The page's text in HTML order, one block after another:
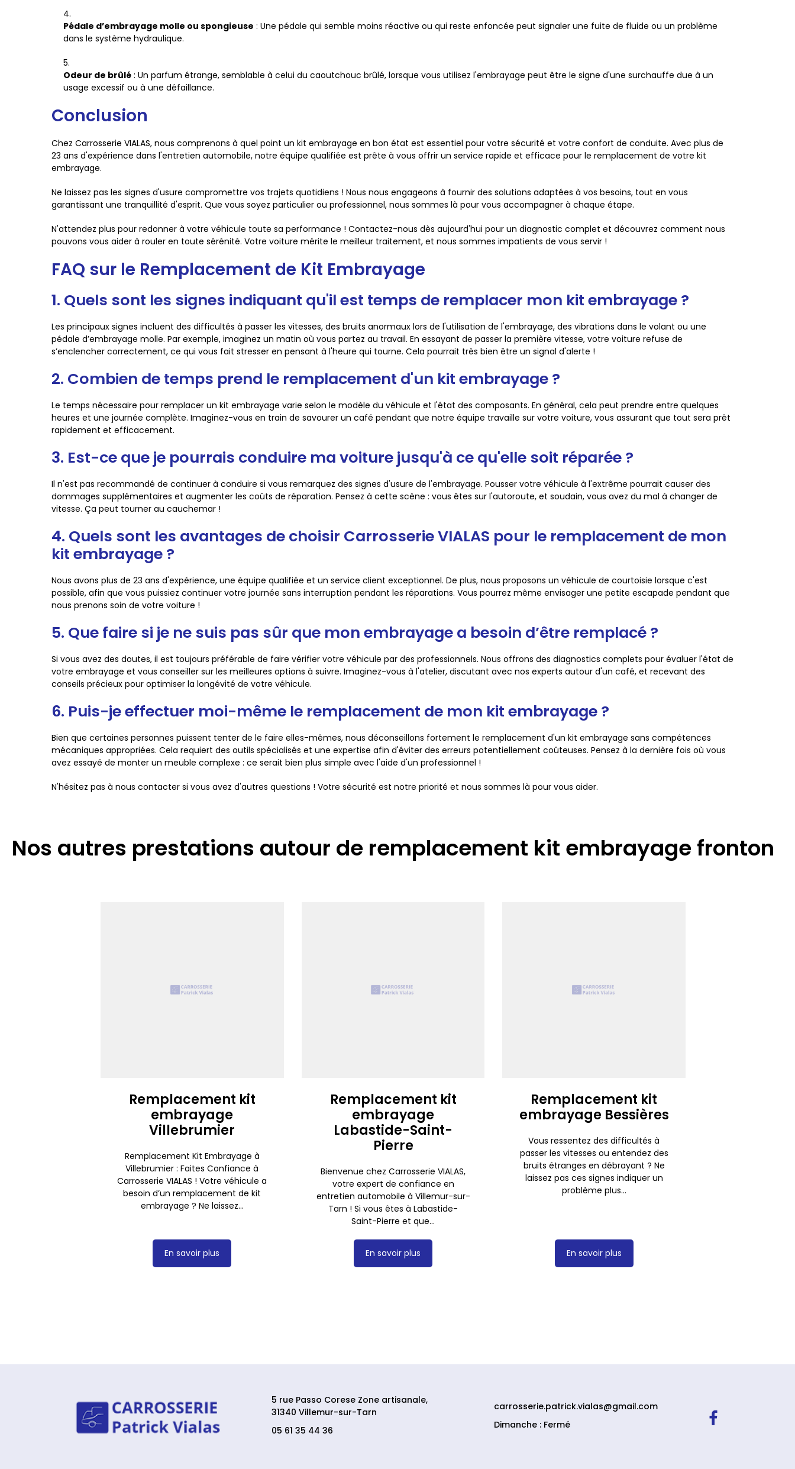
Pédale d’embrayage molle ou spongieuse : Une pédale qui semble moins réactive ou qui reste enfoncée peut signaler une fuite de fluide ou un problème
dans le système hydraulique.
Odeur de brûlé : Un parfum étrange, semblable à celui du caoutchouc brûlé, lorsque vous utilisez l'embrayage peut être le signe d'une surchauffe due à un
usage excessif ou à une défaillance.
Conclusion
Chez Carrosserie VIALAS, nous comprenons à quel point un kit embrayage en bon état est essentiel pour votre sécurité et votre confort de conduite. Avec plus de
23 ans d'expérience dans l'entretien automobile, notre équipe qualifiée est prête à vous offrir un service rapide et efficace pour le remplacement de votre kit
embrayage.
Ne laissez pas les signes d'usure compromettre vos trajets quotidiens ! Nous nous engageons à fournir des solutions adaptées à vos besoins, tout en vous
garantissant une tranquillité d'esprit. Que vous soyez particulier ou professionnel, nous sommes là pour vous accompagner à chaque étape.
N'attendez plus pour redonner à votre véhicule toute sa performance ! Contactez-nous dès aujourd'hui pour un diagnostic complet et découvrez comment nous
pouvons vous aider à rouler en toute sérénité. Votre voiture mérite le meilleur traitement, et nous sommes impatients de vous servir !
FAQ sur le Remplacement de Kit Embrayage
1. Quels sont les signes indiquant qu'il est temps de remplacer mon kit embrayage ?
Les principaux signes incluent des difficultés à passer les vitesses, des bruits anormaux lors de l'utilisation de l'embrayage, des vibrations dans le volant ou une
pédale d’embrayage molle. Par exemple, imaginez un matin où vous partez au travail. En essayant de passer la première vitesse, votre voiture refuse de
s’enclencher correctement, ce qui vous fait stresser en pensant à l'heure qui tourne. Cela pourrait très bien être un signal d'alerte !
2. Combien de temps prend le remplacement d'un kit embrayage ?
Le temps nécessaire pour remplacer un kit embrayage varie selon le modèle du véhicule et l'état des composants. En général, cela peut prendre entre quelques
heures et une journée complète. Imaginez-vous en train de savourer un café pendant que notre équipe travaille sur votre voiture, vous assurant que tout sera prêt
rapidement et efficacement.
3. Est-ce que je pourrais conduire ma voiture jusqu'à ce qu'elle soit réparée ?
Il n'est pas recommandé de continuer à conduire si vous remarquez des signes d'usure de l'embrayage. Pousser votre véhicule à l'extrême pourrait causer des
dommages supplémentaires et augmenter les coûts de réparation. Pensez à cette scène : vous êtes sur l'autoroute, et soudain, vous avez du mal à changer de
vitesse. Ça peut tourner au cauchemar !
4. Quels sont les avantages de choisir Carrosserie VIALAS pour le remplacement de mon
kit embrayage ?
Nous avons plus de 23 ans d'expérience, une équipe qualifiée et un service client exceptionnel. De plus, nous proposons un véhicule de courtoisie lorsque c'est
possible, afin que vous puissiez continuer votre journée sans interruption pendant les réparations. Vous pourrez même envisager une petite escapade pendant que
nous prenons soin de votre voiture !
5. Que faire si je ne suis pas sûr que mon embrayage a besoin d’être remplacé ?
Si vous avez des doutes, il est toujours préférable de faire vérifier votre véhicule par des professionnels. Nous offrons des diagnostics complets pour évaluer l'état de
votre embrayage et vous conseiller sur les meilleures options à suivre. Imaginez-vous à l'atelier, discutant avec nos experts autour d'un café, et recevant des
conseils précieux pour optimiser la longévité de votre véhicule.
6. Puis-je effectuer moi-même le remplacement de mon kit embrayage ?
Bien que certaines personnes puissent tenter de le faire elles-mêmes, nous déconseillons fortement le remplacement d'un kit embrayage sans compétences
mécaniques appropriées. Cela requiert des outils spécialisés et une expertise afin d'éviter des erreurs potentiellement coûteuses. Pensez à la dernière fois où vous
avez essayé de monter un meuble complexe : ce serait bien plus simple avec l'aide d'un professionnel !
N'hésitez pas à nous contacter si vous avez d'autres questions ! Votre sécurité est notre priorité et nous sommes là pour vous aider.
Nos autres prestations autour de remplacement kit embrayage fronton
Remplacement kit
embrayage
Villebrumier
Remplacement Kit Embrayage à
Villebrumier : Faites Confiance à
Carrosserie VIALAS ! Votre véhicule a
besoin d’un remplacement de kit
embrayage ? Ne laissez...
En savoir plus
Remplacement kit
embrayage
Labastide-Saint-
Pierre
Bienvenue chez Carrosserie VIALAS,
votre expert de confiance en
entretien automobile à Villemur-sur-
Tarn ! Si vous êtes à Labastide-
Saint-Pierre et que...
En savoir plus
Remplacement kit
embrayage Bessières
Vous ressentez des difficultés à
passer les vitesses ou entendez des
bruits étranges en débrayant ? Ne
laissez pas ces signes indiquer un
problème plus...
En savoir plus
5 rue Passo Corese Zone artisanale,
31340 Villemur-sur-Tarn
05 61 35 44 36
carrosserie.patrick.vialas@gmail.com
Dimanche : Fermé